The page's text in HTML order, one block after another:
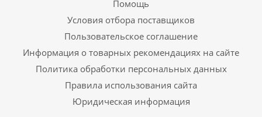
Помощь
Условия отбора поставщиков
Пользовательское соглашение
Информация о товарных рекомендациях на сайте
Политика обработки персональных данных
Правила использования сайта
Юридическая информация